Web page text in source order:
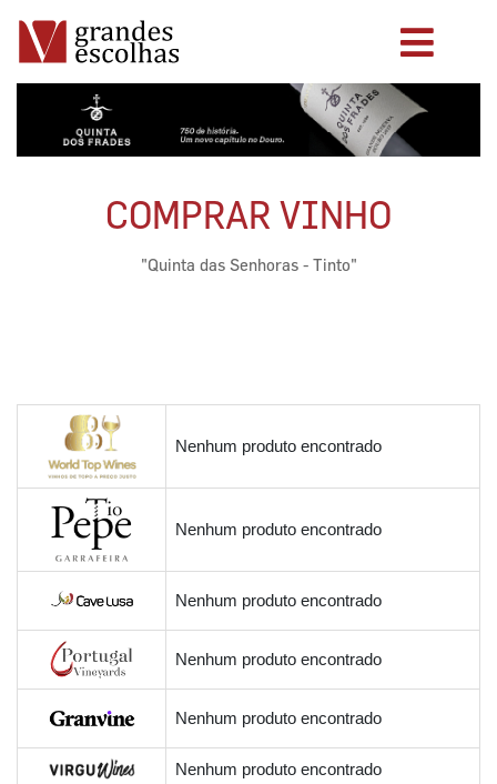
COMPRAR VINHO
"Quinta das Senhoras - Tinto"
Nenhum produto encontrado
Nenhum produto encontrado
Nenhum produto encontrado
Nenhum produto encontrado
Nenhum produto encontrado
Nenhum produto encontrado